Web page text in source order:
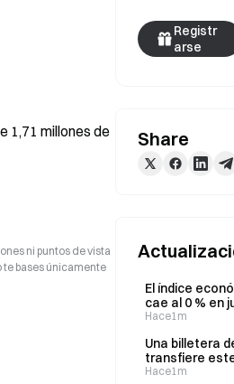
1,71 millones de
ni puntos de vista
bases únicamente
Registr
arse
Share
El índice
cae al 0 % en
Hace1m
Una billetera
transfiere
BTC,
Hace1m